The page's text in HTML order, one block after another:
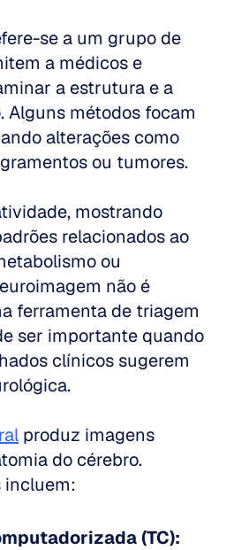
se a um grupo de
a médicos e
a estrutura e a
Alguns métodos focam
alterações como
ou tumores.
mostrando
relacionados ao
ou
não é
ferramenta de triagem
ser importante quando
clínicos sugerem
produz imagens
do cérebro.
incluem:
(TC):